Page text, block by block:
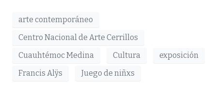
arte contemporáneo
Centro Nacional de Arte Cerrillos
Cuauhtémoc Medina
Cultura
exposición
Francis Alÿs
Juego de niñxs